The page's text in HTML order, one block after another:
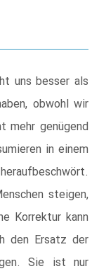
uns besser als
obwohl wir
mehr genügend
in einem
steigen,
Korrektur kann
den Ersatz der
Sie ist nur